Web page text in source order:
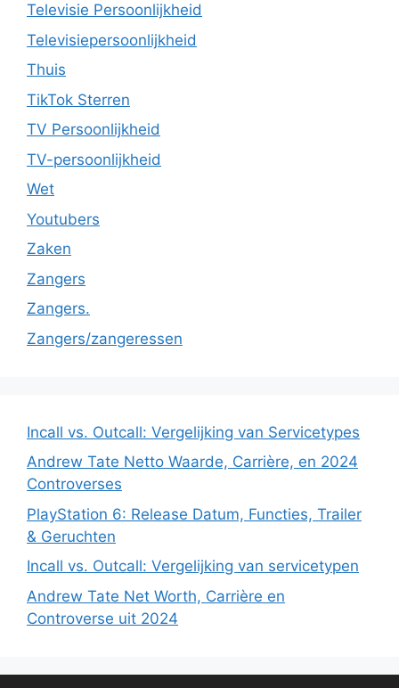
Televisie Persoonlijkheid
Televisiepersoonlijkheid
Thuis
TikTok Sterren
TV Persoonlijkheid
TV-persoonlijkheid
Wet
Youtubers
Zaken
Zangers
Zangers.
Zangers/zangeressen
Incall vs. Outcall: Vergelijking van Servicetypes
Andrew Tate Netto Waarde, Carrière, en 2024
Controverses
PlayStation 6: Release Datum, Functies, Trailer
& Geruchten
Incall vs. Outcall: Vergelijking van servicetypen
Andrew Tate Net Worth, Carrière en
Controverse uit 2024